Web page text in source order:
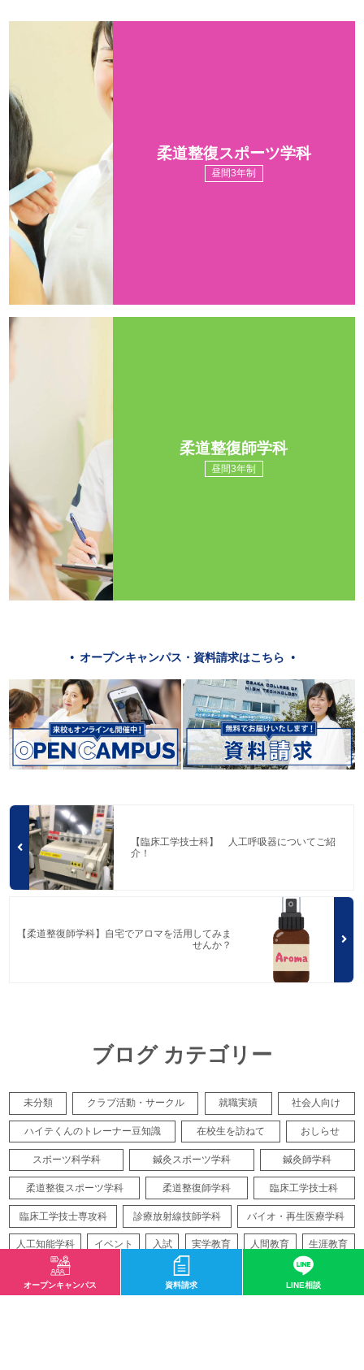
柔道整復スポーツ学科
昼間3年制
柔道整復師学科
昼間3年制
オープンキャンパス・資料請求はこちら
【臨床工学技士科】 人工呼吸器についてご紹
介！
【柔道整復師学科】自宅でアロマを活用してみま
せんか？
ブログ カテゴリー
未分類 クラブ活動・サークル 就職実績 社会人向け
ハイテくんのトレーナー豆知識 在校生を訪ねて おしらせ
スポーツ科学科 鍼灸スポーツ学科 鍼灸師学科
柔道整復スポーツ学科 柔道整復師学科 臨床工学技士科
臨床工学技士専攻科 診療放射線技師学科 バイオ・再生医療学科
人工知能学科 イベント 入試 実学教育 人間教育 生涯教育
業界情報 入学情報紹介 健康コラム
オープンキャンパス 資料請求 LINE相談